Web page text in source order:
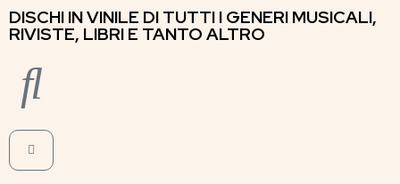
DISCHI IN VINILE DI TUTTI I GENERI MUSICALI,
RIVISTE, LIBRI E TANTO ALTRO